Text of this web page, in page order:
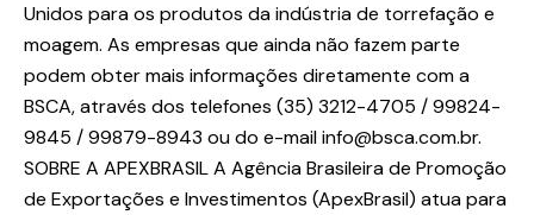
Unidos para os produtos da indústria de torrefação e
moagem. As empresas que ainda não fazem parte
podem obter mais informações diretamente com a
BSCA, através dos telefones (35) 3212-4705 / 99824-
9845 / 99879-8943 ou do e-mail info@bsca.com.br.
SOBRE A APEXBRASIL A Agência Brasileira de Promoção
de Exportações e Investimentos (ApexBrasil) atua para